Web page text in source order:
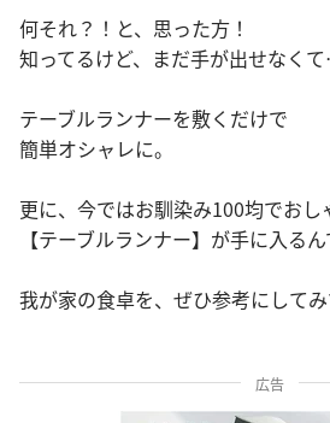
何それ？！と、思った方！
知ってるけど、まだ手が出せなく
テーブルランナーを敷くだけで
簡単オシャレに。
更に、今ではお馴染み100均でおし
【テーブルランナー】が手に入るん
我が家の食卓を、ぜひ参考にしてみ
広告